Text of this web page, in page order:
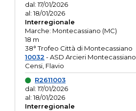
dal: 17/01/2026
al: 18/01/2026
Interregionale
Marche: Montecassiano (MC)
18 m
38° Trofeo Città di Montecassiano
10032 - ASD Arcieri Montecassiano
Censi, Flavio
R2611003
dal: 17/01/2026
al: 18/01/2026
Interregionale